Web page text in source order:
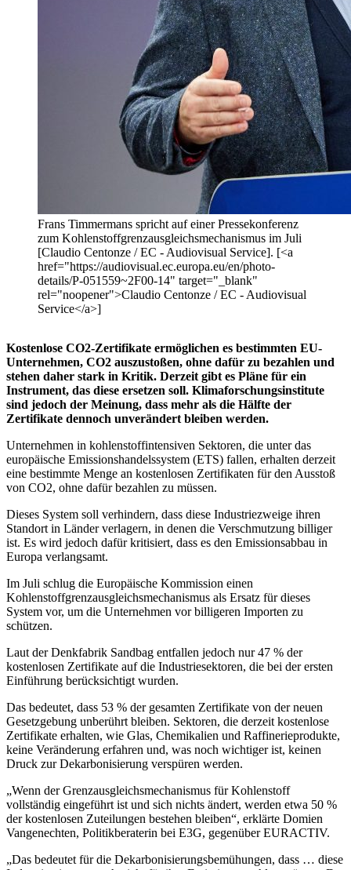
Frans Timmermans spricht auf einer Pressekonferenz
zum Kohlenstoffgrenzausgleichsmechanismus im Juli
[Claudio Centonze / EC - Audiovisual Service]. [<a
href="https://audiovisual.ec.europa.eu/en/photo-
details/P-051559~2F00-14" target="_blank"
rel="noopener">Claudio Centonze / EC - Audiovisual
Service</a>]
Kostenlose CO2-Zertifikate ermöglichen es bestimmten EU-
Unternehmen, CO2 auszustoßen, ohne dafür zu bezahlen und
stehen daher stark in Kritik. Derzeit gibt es Pläne für ein
Instrument, das diese ersetzen soll. Klimaforschungsinstitute
sind jedoch der Meinung, dass mehr als die Hälfte der
Zertifikate dennoch unverändert bleiben werden.
Unternehmen in kohlenstoffintensiven Sektoren, die unter das
europäische Emissionshandelssystem (ETS) fallen, erhalten derzeit
eine bestimmte Menge an kostenlosen Zertifikaten für den Ausstoß
von CO2, ohne dafür bezahlen zu müssen.
Dieses System soll verhindern, dass diese Industriezweige ihren
Standort in Länder verlagern, in denen die Verschmutzung billiger
ist. Es wird jedoch dafür kritisiert, dass es den Emissionsabbau in
Europa verlangsamt.
Im Juli schlug die Europäische Kommission einen
Kohlenstoffgrenzausgleichsmechanismus als Ersatz für dieses
System vor, um die Unternehmen vor billigeren Importen zu
schützen.
Laut der Denkfabrik Sandbag entfallen jedoch nur 47 % der
kostenlosen Zertifikate auf die Industriesektoren, die bei der ersten
Einführung berücksichtigt wurden.
Das bedeutet, dass 53 % der gesamten Zertifikate von der neuen
Gesetzgebung unberührt bleiben. Sektoren, die derzeit kostenlose
Zertifikate erhalten, wie Glas, Chemikalien und Raffinerieprodukte,
keine Veränderung erfahren und, was noch wichtiger ist, keinen
Druck zur Dekarbonisierung verspüren werden.
„Wenn der Grenzausgleichsmechanismus für Kohlenstoff
vollständig eingeführt ist und sich nichts ändert, werden etwa 50 %
der kostenlosen Zuteilungen bestehen bleiben“, erklärte Domien
Vangenechten, Politikberaterin bei E3G, gegenüber EURACTIV.
„Das bedeutet für die Dekarbonisierungsbemühungen, dass … diese